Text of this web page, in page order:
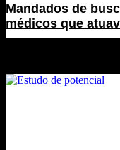
Mandados de
médicos que